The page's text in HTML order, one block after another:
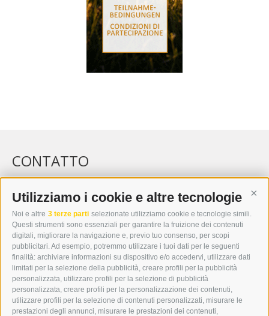
Utilizziamo i cookie e altre tecnologie
Noi e altre 3 terze parti selezionate utilizziamo cookie e tecnologie simili.
Questi strumenti sono essenziali per garantire la fruizione dei contenuti
digitali, migliorare la navigazione e, previo tuo consenso, per scopi
pubblicitari. Ad esempio, potremmo utilizzare i tuoi dati per le seguenti
finalità: archiviare informazioni su dispositivo e/o accedervi, utilizzare dati
limitati per la selezione della pubblicità, creare profili per la pubblicità
personalizzata, utilizzare profili per la selezione di pubblicità
personalizzata, creare profili per la personalizzazione dei contenuti,
utilizzare profili per la selezione di contenuti personalizzati, misurare le
prestazioni degli annunci, misurare le prestazioni dei contenuti,
CONTATTO
WIPP-MEDIA GMBH
DER ERKER
I-39049 VIPITENO
TEL.: +39 0472 766876
GRAFIK@DERERKER.IT
INFO@DERERKER.IT
BARBARA.FONTANA@DERERKER.IT
ERKER